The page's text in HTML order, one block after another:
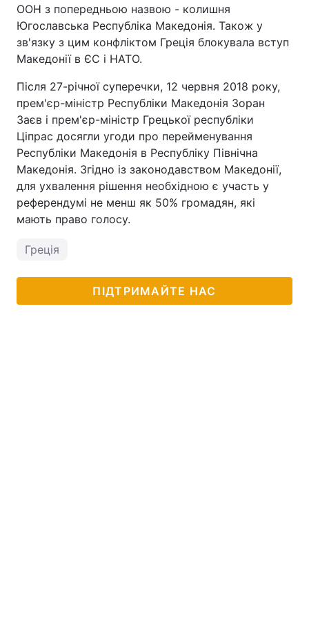
ООН з попередньою назвою - колишня
Югославська Республіка Македонія. Також у
зв'язку з цим конфліктом Греція блокувала вступ
Македонії в ЄС і НАТО.
Після 27-річної суперечки, 12 червня 2018 року,
прем'єр-міністр Республіки Македонія Зоран
Заєв і прем'єр-міністр Грецької республіки
Ціпрас досягли угоди про перейменування
Республіки Македонія в Республіку Північна
Македонія. Згідно із законодавством Македонії,
для ухвалення рішення необхідною є участь у
референдумі не менш як 50% громадян, які
мають право голосу.
Греція
ПІДТРИМАЙТЕ НАС